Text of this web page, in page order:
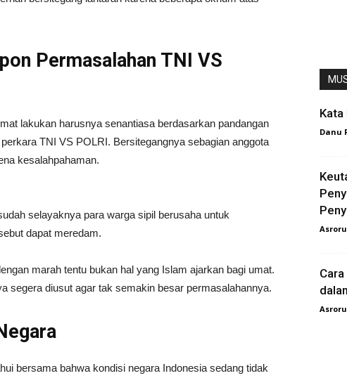
Permasalahan TNI VS
lakukan harusnya senantiasa berdasarkan pandangan
TNI VS POLRI. Bersitegangnya sebagian anggota
kesalahpahaman.
selayaknya para warga sipil berusaha untuk
dapat meredam.
marah tentu bukan hal yang Islam ajarkan bagi umat.
segera diusut agar tak semakin besar permasalahannya.
bersama bahwa kondisi negara Indonesia sedang tidak
Danu